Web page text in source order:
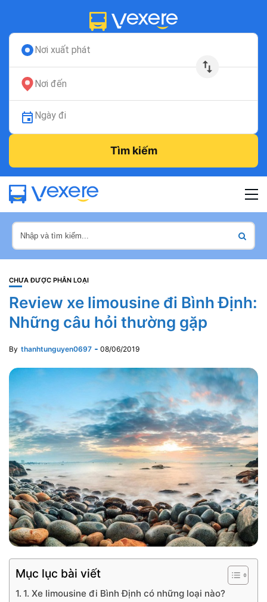
Nơi xuất phát
Nơi đến
Ngày đi
Tìm kiếm
CHƯA ĐƯỢC PHÂN LOẠI
Review xe limousine đi Bình Định:
Những câu hỏi thường gặp
By thanhtunguyen0697 08/06/2019
Mục lục bài viết
1. Xe limousine đi Bình Định có những loại nào?